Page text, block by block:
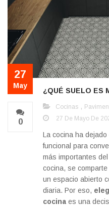
27
May
0
¿QUÉ SUELO ES
Cocinas ,
27 De Mayo De
La cocina ha
funcional para
más importantes
cocina, se
un espacio abierto
diaria. Por eso,
cocina es una